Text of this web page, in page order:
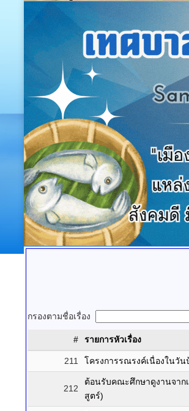
กรองตามชื่อเรื่อง
# รายการหัวเรื่อง
211 โครงการรณรงค์เนื่องในวั
212
ต้อนรับคณะศึกษาดูงานจา
สูตร์)